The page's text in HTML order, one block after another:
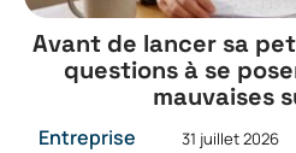
Avant de lancer sa
questions à se
mauvaises
Entreprise 31 juillet 2026